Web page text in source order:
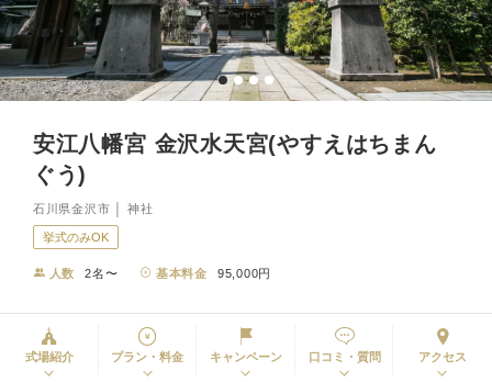
安江八幡宮 金沢水天宮(やすえはちまん
ぐう)
石川県金沢市 │ 神社
挙式のみOK
人数 2名〜 基本料金 95,000円
式場紹介 プラン・料金 キャンペーン 口コミ・質問 アクセス